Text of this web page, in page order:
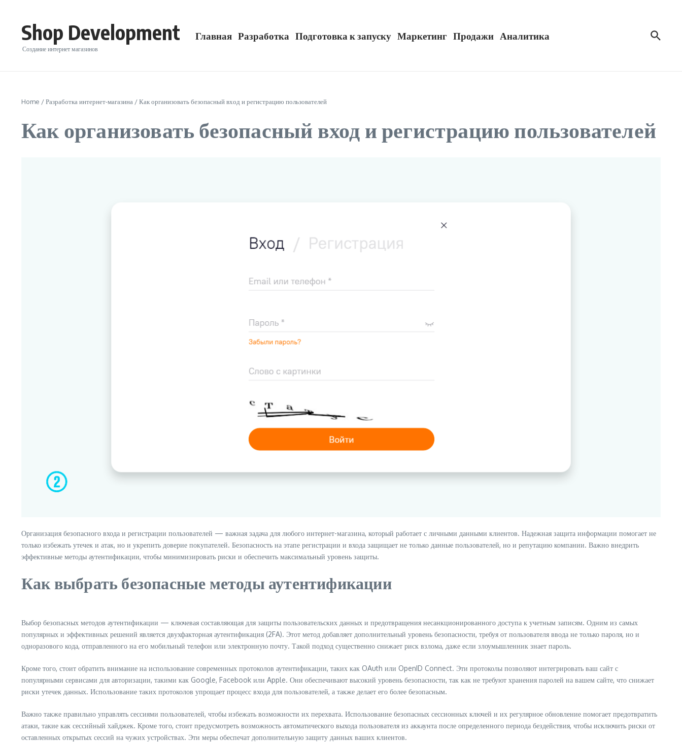
Shop Development
Создание интернет магазинов
Главная Разработка Подготовка к запуску Маркетинг Продажи Аналитика
Home /Разработка интернет-магазина /Как организовать безопасный вход и регистрацию пользователей
Как организовать безопасный вход и регистрацию пользователей
Организация безопасного входа и регистрации пользователей — важная задача для любого интернет-магазина, который работает с личными данными клиентов. Надежная защита информации помогает не
только избежать утечек и атак, но и укрепить доверие покупателей. Безопасность на этапе регистрации и входа защищает не только данные пользователей, но и репутацию компании. Важно внедрить
эффективные методы аутентификации, чтобы минимизировать риски и обеспечить максимальный уровень защиты.
Как выбрать безопасные методы аутентификации
Выбор безопасных методов аутентификации — ключевая составляющая для защиты пользовательских данных и предотвращения несанкционированного доступа к учетным записям. Одним из самых
популярных и эффективных решений является двухфакторная аутентификация (2FA). Этот метод добавляет дополнительный уровень безопасности, требуя от пользователя ввода не только пароля, но и
одноразового кода, отправленного на его мобильный телефон или электронную почту. Такой подход существенно снижает риск взлома, даже если злоумышленник знает пароль.
Кроме того, стоит обратить внимание на использование современных протоколов аутентификации, таких как OAuth или OpenID Connect. Эти протоколы позволяют интегрировать ваш сайт с
популярными сервисами для авторизации, такими как Google, Facebook или Apple. Они обеспечивают высокий уровень безопасности, так как не требуют хранения паролей на вашем сайте, что снижает
риски утечек данных. Использование таких протоколов упрощает процесс входа для пользователей, а также делает его более безопасным.
Важно также правильно управлять сессиями пользователей, чтобы избежать возможности их перехвата. Использование безопасных сессионных ключей и их регулярное обновление помогает предотвратить
атаки, такие как сессийный хайджек. Кроме того, стоит предусмотреть возможность автоматического выхода пользователя из аккаунта после определенного периода бездействия, чтобы исключить риски от
оставленных открытых сессий на чужих устройствах. Эти меры обеспечат дополнительную защиту данных ваших клиентов.